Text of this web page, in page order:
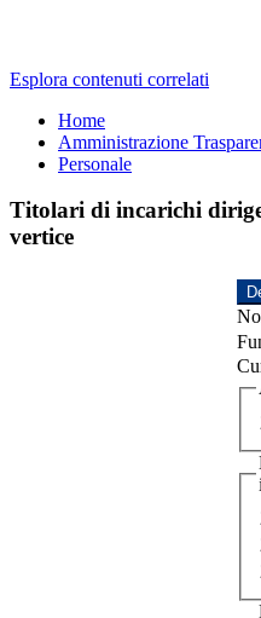
Esplora contenuti correlati
Home
Amministrazione
Personale
Titolari di incarichi
vertice